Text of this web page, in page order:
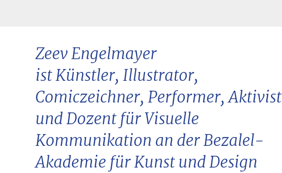
Zeev Engelmayer
ist Künstler, Illustrator,
Comiczeichner, Performer, Aktivist
und Dozent für Visuelle
Kommunikation an der Bezalel-
Akademie für Kunst und Design